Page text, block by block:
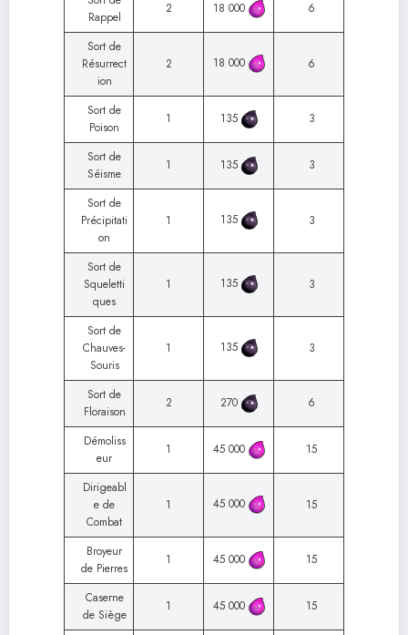
Rappel
2 18 000 6
Sort de
Résurrect
ion
2 18 000 6
Sort de
Poison
1 135 3
Sort de
Séisme
1 135 3
Sort de
Précipitati
on
1 135 3
Sort de
Squeletti
ques
1 135 3
Sort de
Chauves-
Souris
1 135 3
Sort de
Floraison
2 270 6
Démoliss
eur
1 45 000 15
Dirigeabl
e de
Combat
1 45 000 15
Broyeur
de Pierres
1 45 000 15
Caserne
de Siège
1 45 000 15